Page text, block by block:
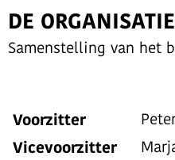
DE ORGANISATIE
Samenstelling
Voorzitter
Vicevoorzitter